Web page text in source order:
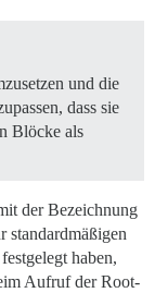
und die
dass sie
Blöcke als
der Bezeichnung
standardmäßigen
haben,
Aufruf der Root-